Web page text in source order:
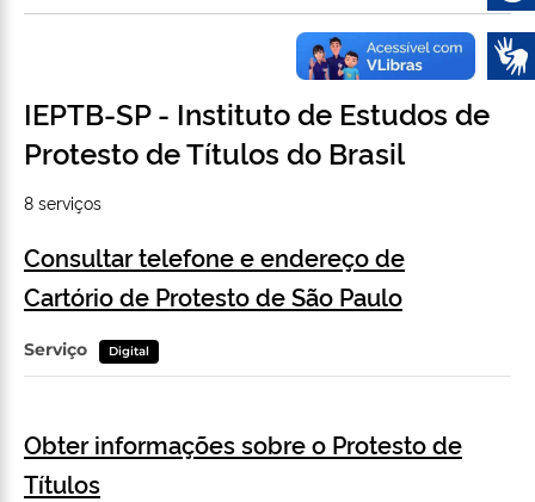
IEPTB-SP - Instituto de Estudos de
Protesto de Títulos do Brasil
8 serviços
Consultar telefone e endereço de
Cartório de Protesto de São Paulo
Serviço Digital
Obter informações sobre o Protesto de
Títulos